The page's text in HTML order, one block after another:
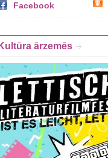
Facebook
Kultūra ārzemēs